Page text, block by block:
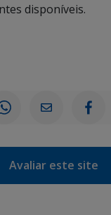
disponíveis.
Avaliar este site